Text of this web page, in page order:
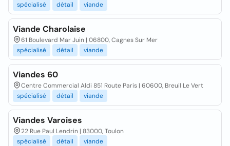
spécialisé
détail viande
Viande Charolaise
61 Boulevard Mar Juin | 06800, Cagnes Sur Mer
spécialisé
détail viande
Viandes 60
Centre Commercial Aldi 851 Route Paris | 60600, Breuil Le Vert
spécialisé
détail viande
Viandes Varoises
22 Rue Paul Lendrin | 83000, Toulon
spécialisé
détail viande